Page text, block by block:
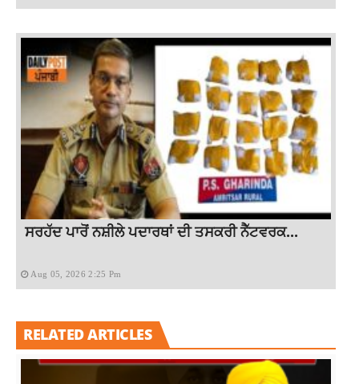
ਸਰਹੱਦ ਪਾਰੋਂ ਨਸ਼ੀਲੇ ਪਦਾਰਥਾਂ ਦੀ ਤਸਕਰੀ ਨੈੱਟਵਰਕ...
Aug 05, 2026 2:25 Pm
RELATED ARTICLES